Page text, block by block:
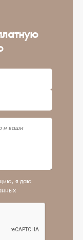
я даю